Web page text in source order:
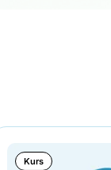
Kurs